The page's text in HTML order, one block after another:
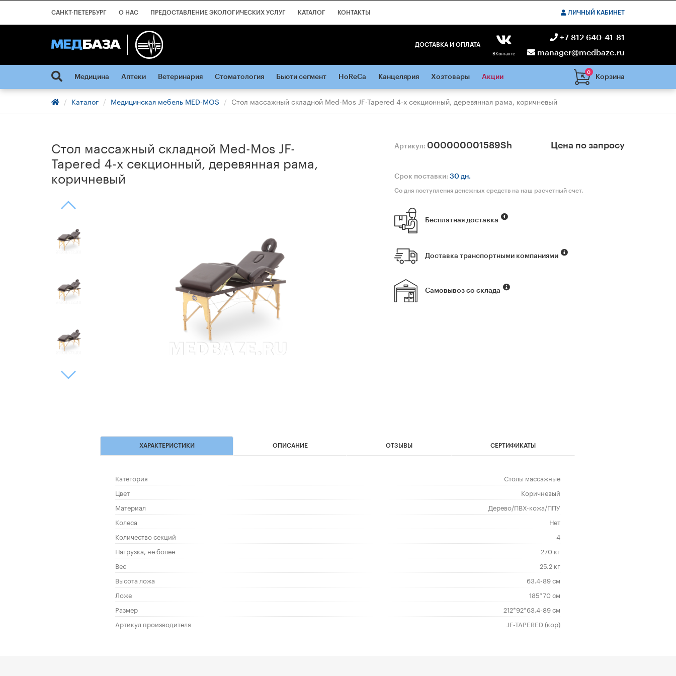
САНКТ-ПЕТЕРБУРГ О НАС ПРЕДОСТАВЛЕНИЕ ЭКОЛОГИЧЕСКИХ УСЛУГ КАТАЛОГ КОНТАКТЫ ЛИЧНЫЙ КАБИНЕТ
ДОСТАВКА И ОПЛАТА
ВКонтакте
+7 812 640-41-81
manager@medbaze.ru
0
Корзина
Медицина Аптеки Ветеринария Стоматология Бьюти сегмент HoReCa Канцелярия Хозтовары Акции
Каталог Медицинская мебель MED-MOS Стол массажный складной Med-Mos JF-Tapered 4-х секционный, деревянная рама, коричневый
Стол массажный складной Med-Mos JF-
Tapered 4-х секционный, деревянная рама,
коричневый
Артикул: 000000001589Sh Цена по запросу
Срок поставки:30 дн.
Со дня поступления денежных средств на наш расчетный счет.
Бесплатная доставка
Доставка транспортными компаниями
Самовывоз со склада
ХАРАКТЕРИСТИКИ ОПИСАНИЕ ОТЗЫВЫ СЕРТИФИКАТЫ
Категория
Столы массажные
Цвет
Коричневый
Материал
Дерево/ПВХ-кожа/ППУ
Колеса
Нет
Количество секций
4
Нагрузка, не более
270 кг
Вес
25.2 кг
Высота ложа
63.4-89 см
Ложе
185*70 см
Размер
212*92*63.4-89 см
Артикул производителя
JF-TAPERED (кор)